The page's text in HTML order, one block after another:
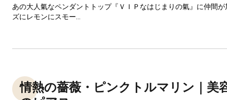
あの大人氣なペンダントトップ『ＶＩＰなはじまりの氣』に仲間
ズにレモンにスモー...
情熱の薔薇・ピンクトルマリン｜美